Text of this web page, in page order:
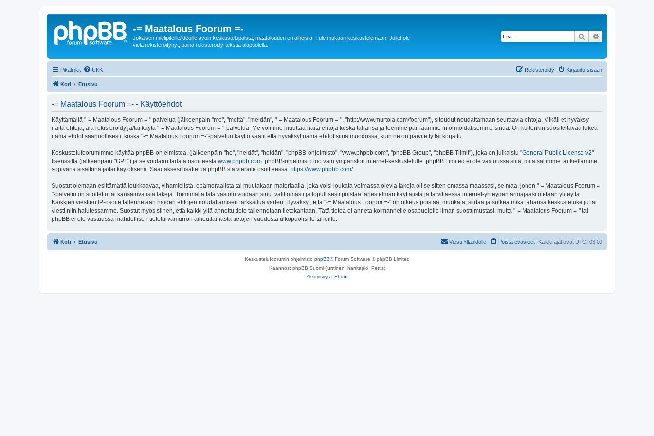
-= Maatalous Foorum =-
Jokaisen mielipiteille/ideoille avoin keskustelupalsta, maatalouden eri aiheista. Tule mukaan keskustelemaan. Jollet ole
vielä rekisteröitynyt, paina rekisteröidy-tekstiä alapuolella.
Etsi
Pikalinkit UKK Kirjaudu sisään
Rekisteröidy
Koti Etusivu
-= Maatalous Foorum =- - Käyttöehdot
Käyttämällä "-= Maatalous Foorum =-" palvelua (jälkeenpäin "me", "meitä", "meidän", "-= Maatalous Foorum =-", "http://www.murtola.com/foorum"), sitoudut noudattamaan seuraavia ehtoja. Mikäli et hyväksy
näitä ehtoja, älä rekisteröidy ja/tai käytä "-= Maatalous Foorum =-"-palvelua. Me voimme muuttaa näitä ehtoja koska tahansa ja teemme parhaamme informoidaksemme sinua. On kuitenkin suositeltavaa lukea
nämä ehdot säännöllisesti, koska "-= Maatalous Foorum =-"-palvelun käyttö vaatii että hyväksyt nämä ehdot siinä muodossa, kuin ne on päivitetty tai korjattu.
Keskustelufoorumimme käyttää phpBB-ohjelmistoa, (jälkeenpäin "he", "heidät", "heidän", "phpBB-ohjelmisto", "www.phpbb.com", "phpBB Group", "phpBB Tiimit"), joka on julkaistu "General Public License v2" -
lisenssillä (jälkeenpäin "GPL") ja se voidaan ladata osoitteesta www.phpbb.com . phpBB-ohjelmisto luo vain ympäristön internet-keskustelulle. phpBB Limited ei ole vastuussa siitä, mitä sallimme tai kiellämme
sopivana sisältönä ja/tai käytöksenä. Saadaksesi lisätietoa phpBB:stä vieraile osoitteessa: https://www.phpbb.com/.
Suostut olemaan esittämättä loukkaavaa, vihamielistä, epämoraalista tai muutakaan materiaalia, joka voisi loukata voimassa olevia lakeja oli se sitten omassa maassasi, se maa, johon "-= Maatalous Foorum =-
"-palvelin on sijoitettu tai kansainvälisiä lakeja. Toimimalla tätä vastoin voidaan sinut välittömästi ja lopullisesti poistaa järjestelmän käyttäjistä ja tarvittaessa internet-yhteydentarjoajaasi otetaan yhteyttä.
Kaikkien viestien IP-osoite tallennetaan näiden ehtojen noudattamisen tarkkailua varten. Hyväksyt, että "-= Maatalous Foorum =-" on oikeus poistaa, muokata, siirtää ja sulkea mikä tahansa keskusteluketju tai
viesti niin halutessamme. Suostut myös siihen, että kaikki yllä annettu tieto tallennetaan tietokantaan. Tätä tietoa ei anneta kolmannelle osapuolelle ilman suostumustasi, mutta "-= Maatalous Foorum =-" tai
phpBB ei ole vastuussa mahdollisen tietoturvamurron aiheuttamasta tietojen vuodosta ulkopuolisille tahoille.
Koti Etusivu Kaikki ajat ovat UTC+03:00
Poista evästeet
Viesti Ylläpidolle
Keskustelufoorumin ohjelmisto phpBB® Forum Software © phpBB Limited
Käännös: phpBB Suomi (lurttinen, harritapio, Pettis)
Yksityisyys | Ehdot